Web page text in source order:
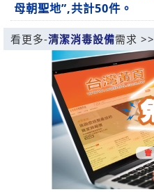
母朝聖地”,共計50件。
看更多-清潔消毒設備需求 >>